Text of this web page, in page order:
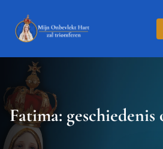
Fatima: geschiedenis